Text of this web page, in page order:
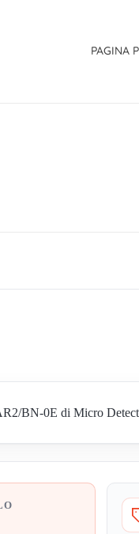
PAGINA
BN-0E di Micro